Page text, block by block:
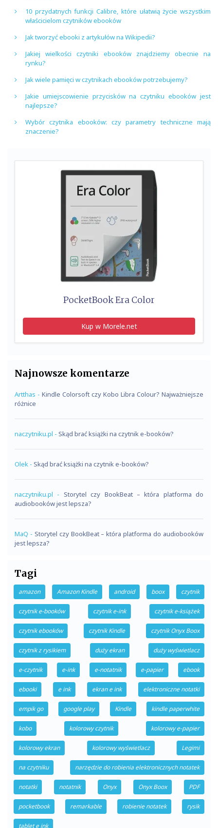
10 przydatnych funkcji Calibre, które ułatwią życie wszystkim
właścicielom czytników ebooków
Jak tworzyć ebooki z artykułów na Wikipedii?
Jakiej wielkości czytniki ebooków znajdziemy obecnie na
rynku?
Jak wiele pamięci w czytnikach ebooków potrzebujemy?
Jakie umiejscowienie przycisków na czytniku ebooków jest
najlepsze?
Wybór czytnika ebooków: czy parametry techniczne mają
znaczenie?
PocketBook Era Color
Kup w Morele.net
Najnowsze komentarze
Artthas - Kindle Colorsoft czy Kobo Libra Colour? Najważniejsze
różnice
naczytniku.pl - Skąd brać książki na czytnik e-booków?
Olek - Skąd brać książki na czytnik e-booków?
naczytniku.pl - Storytel czy BookBeat – która platforma do
audiobooków jest lepsza?
MaQ - Storytel czy BookBeat – która platforma do audiobooków
jest lepsza?
Tagi
amazon Amazon Kindle android boox czytnik
czytnik e-booków czytnik e-ink czytnik e-książek
czytnik ebooków czytnik Kindle czytnik Onyx Boox
czytnik z rysikiem duży ekran duży wyświetlacz
e-czytnik e-ink e-notatnik e-papier ebook
ebooki e ink ekran e ink elektroniczne notatki
empik go google play Kindle kindle paperwhite
kobo kolorowy czytnik kolorowy e-papier
kolorowy ekran kolorowy wyświetlacz Legimi
na czytniku narzędzie do robienia elektronicznych notatek
notatki notatnik Onyx Onyx Boox PDF
pocketbook remarkable robienie notatek rysik
tablet e ink